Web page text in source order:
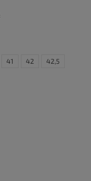
41 42 42,5